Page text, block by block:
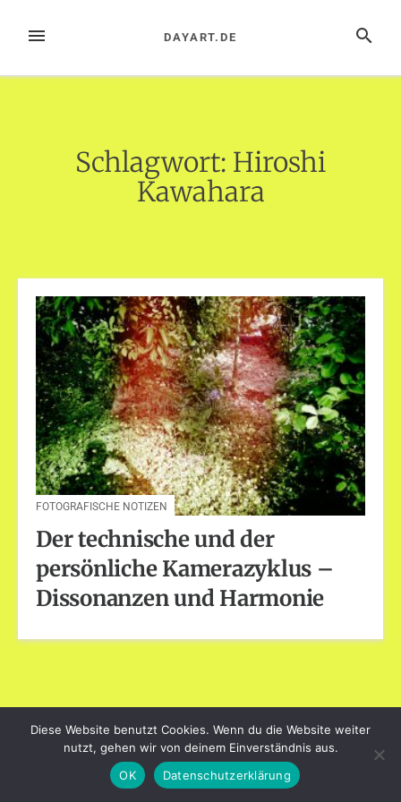
InhaltMENÜ SUCHE
DAYART.DE
Schlagwort: Hiroshi
Kawahara
FOTOGRAFISCHE NOTIZEN
Der technische und der
persönliche Kamerazyklus –
Dissonanzen und Harmonie
dayart.de
Stolz präsentiert von WordPress|Theme: Loose von
BlogOnYourOwn.com.
Diese Website benutzt Cookies. Wenn du die Website weiter
nutzt, gehen wir von deinem Einverständnis aus.
OK
Datenschutzerklärung